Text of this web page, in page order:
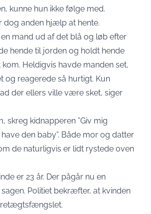
kunne hun ikke følge med.
dog anden hjælp at hente.
mand ud af det blå og løb efter
hende til jorden og holdt hende
Heldigvis havde manden set,
og reagerede så hurtigt. Kun
der ellers ville være sket, siger
skreg kidnapperen ”Giv mig
den baby”. Både mor og datter
de naturligvis er lidt rystede oven
er 23 år. Der pågår nu en
Politiet bekræfter, at kvinden